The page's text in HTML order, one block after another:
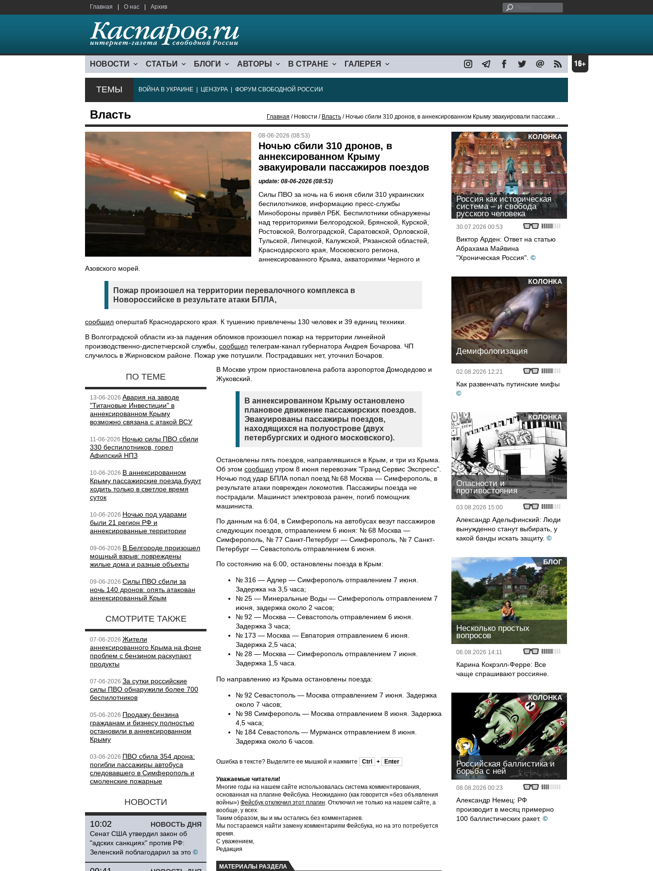
Главная О нас Архив
НОВОСТИ СТАТЬИ БЛОГИ АВТОРЫ В СТРАНЕ ГАЛЕРЕЯ
ТЕМЫ ВОЙНА В УКРАИНЕ ЦЕНЗУРА ФОРУМ СВОБОДНОЙ РОССИИ
Власть Главная / Новости / Власть / Ночью сбили 310 дронов, в аннексированном Крыму эвакуировали пассажиров поездов
08-06-2026 (08:53)
Ночью сбили 310 дронов, в
аннексированном Крыму
эвакуировали пассажиров поездов
update: 08-06-2026 (08:53)
Силы ПВО за ночь на 6 июня сбили 310 украинских
беспилотников, информацию пресс-службы
Минобороны привёл РБК. Беспилотники обнаружены
над территориями Белгородской, Брянской, Курской,
Ростовской, Волгоградской, Саратовской, Орловской,
Тульской, Липецкой, Калужской, Рязанской областей,
Краснодарского края, Московского региона,
аннексированного Крыма, акваториями Черного и
Азовского морей.
Пожар произошел на территории перевалочного комплекса в
Новороссийске в результате атаки БПЛА,
сообщил оперштаб Краснодарского края. К тушению привлечены 130 человек и 39 единиц техники.
В Волгоградской области из-за падения обломков произошел пожар на территории линейной
производственно-диспетчерской службы, сообщил телеграм-канал губернатора Андрея Бочарова. ЧП
случилось в Жирновском районе. Пожар уже потушили. Пострадавших нет, уточнил Бочаров.
ПО ТЕМЕ
13-06-2026 Авария на заводе
"Титановые Инвестиции" в
аннексированном Крыму
возможно связана с атакой ВСУ
11-06-2026 Ночью силы ПВО сбили
330 беспилотников, горел
Афипский НПЗ
10-06-2026 В аннексированном
Крыму пассажирские поезда будут
ходить только в светлое время
суток
10-06-2026 Ночью под ударами
были 21 регион РФ и
аннексированные территории
09-06-2026 В Белгороде произошел
мощный взрыв: повреждены
жилые дома и разные объекты
09-06-2026 Силы ПВО сбили за
ночь 140 дронов: опять атакован
аннексированный Крым
СМОТРИТЕ ТАКЖЕ
07-06-2026 Жители
аннексированного Крыма на фоне
проблем с бензином раскупают
продукты
07-06-2026 За сутки российские
силы ПВО обнаружили более 700
беспилотников
05-06-2026 Продажу бензина
гражданам и бизнесу полностью
остановили в аннексированном
Крыму
03-06-2026 ПВО сбила 354 дрона:
погибли пассажиры автобуса
следовавшего в Симферополь и
смоленские пожарные
НОВОСТИ
НОВОСТЬ ДНЯ
10:02
Сенат США утвердил закон об
"адских санкциях" против РФ:
Зеленский поблагодарил за это ©
В Москве утром приостановлена работа аэропортов Домодедово и
Жуковский.
В аннексированном Крыму остановлено
плановое движение пассажирских поездов.
Эвакуированы пассажиры поездов,
находящихся на полуострове (двух
петербургских и одного московского).
Остановлены пять поездов, направлявшихся в Крым, и три из Крыма.
Об этом сообщил утром 8 июня перевозчик "Гранд Сервис Экспресс".
Ночью под удар БПЛА попал поезд № 68 Москва — Симферополь, в
результате атаки поврежден локомотив. Пассажиры поезда не
пострадали. Машинист электровоза ранен, погиб помощник
машиниста.
По данным на 6:04, в Симферополь на автобусах везут пассажиров
следующих поездов, отправлением 6 июня: № 68 Москва —
Симферополь, № 77 Санкт-Петербург — Симферополь, № 7 Санкт-
Петербург — Севастополь отправлением 6 июня.
По состоянию на 6:00, остановлены поезда в Крым:
№ 316 — Адлер — Симферополь отправлением 7 июня.
Задержка на 3,5 часа;
№ 25 — Минеральные Воды — Симферополь отправлением 7
июня, задержка около 2 часов;
№ 92 — Москва — Севастополь отправлением 6 июня.
Задержка 3 часа;
№ 173 — Москва — Евпатория отправлением 6 июня.
Задержка 2,5 часа;
№ 28 — Москва — Симферополь отправлением 7 июня.
Задержка 1,5 часа.
По направлению из Крыма остановлены поезда:
№ 92 Севастополь — Москва отправлением 7 июня. Задержка
около 7 часов;
№ 98 Симферополь — Москва отправлением 8 июня. Задержка
4,5 часа;
№ 184 Севастополь — Мурманск отправлением 8 июня.
Задержка около 6 часов.
Ошибка в тексте? Выделите ее мышкой и нажмите Ctrl + Enter
Уважаемые читатели!
Многие годы на нашем сайте использовалась система комментирования,
основанная на плагине Фейсбука. Неожиданно (как говорится «без объявления
войны») Фейсбук отключил этот плагин. Отключил не только на нашем сайте, а
вообще, у всех.
Таким образом, вы и мы остались без комментариев.
Мы постараемся найти замену комментариям Фейсбука, но на это потребуется
время.
С уважением,
Редакция
МАТЕРИАЛЫ РАЗДЕЛА
КОЛОНКА
Россия как историческая
система – и свобода
русского человека
30.07.2026 00:53
Виктор Арден: Ответ на статью
Абрахама Майвина
"Хроническая Россия". ©
КОЛОНКА
Демифологизация
02.08.2026 12:21
Как развенчать путинские мифы
©
КОЛОНКА
Опасности и
противостояния
03.08.2026 15:00
Александр Адельфинский: Люди
вынужденно станут выбирать, у
какой банды искать защиту. ©
БЛОГ
Несколько простых
вопросов
06.08.2026 14:11
Карина Кокрэлл-Ферре: Все
чаще спрашивают россияне.
КОЛОНКА
Российская баллистика и
борьба с ней
08.08.2026 00:23
Александр Немец: РФ
производит в месяц примерно
100 баллистических ракет. ©